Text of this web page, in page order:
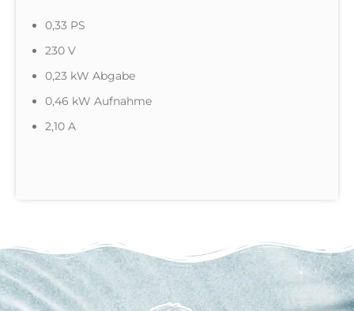
0,33 PS
230 V
0,23 kW Abgabe
0,46 kW Aufnahme
2,10 A